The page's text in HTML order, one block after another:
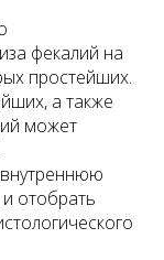
фекалий на
простейших.
а также
может
отобрать